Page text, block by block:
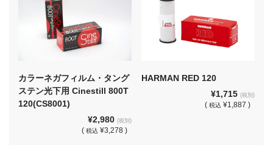
カラーネガフィルム・タング
ステン光下用 Cinestill 800T
120(CS8001)
¥2,980(税別)
(税込 ¥3,278 )
HARMAN RED 120
¥1,715(税別)
(税込 ¥1,887 )